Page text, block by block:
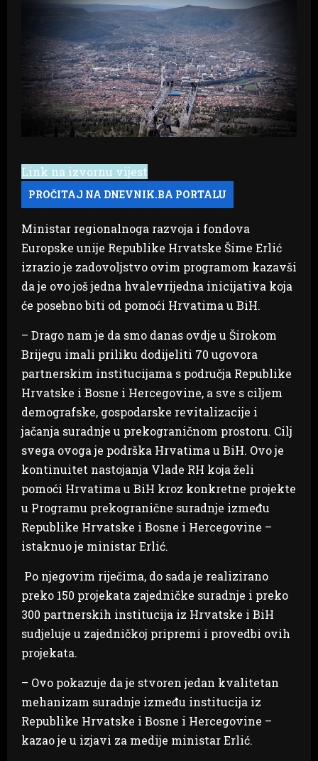
Link na izvornu vijest
Ministar regionalnoga razvoja i fondova
Europske unije Republike Hrvatske Šime Erlić
izrazio je zadovoljstvo ovim programom kazavši
da je ovo još jedna hvalevrijedna inicijativa koja
će posebno biti od pomoći Hrvatima u BiH.
– Drago nam je da smo danas ovdje u Širokom
Brijegu imali priliku dodijeliti 70 ugovora
partnerskim institucijama s područja Republike
Hrvatske i Bosne i Hercegovine, a sve s ciljem
demografske, gospodarske revitalizacije i
jačanja suradnje u prekograničnom prostoru. Cilj
svega ovoga je podrška Hrvatima u BiH. Ovo je
kontinuitet nastojanja Vlade RH koja želi
pomoći Hrvatima u BiH kroz konkretne projekte
u Programu prekogranične suradnje između
Republike Hrvatske i Bosne i Hercegovine –
istaknuo je ministar Erlić.
Po njegovim riječima, do sada je realizirano
preko 150 projekata zajedničke suradnje i preko
300 partnerskih institucija iz Hrvatske i BiH
sudjeluje u zajedničkoj pripremi i provedbi ovih
projekata.
– Ovo pokazuje da je stvoren jedan kvalitetan
mehanizam suradnje između institucija iz
Republike Hrvatske i Bosne i Hercegovine –
kazao je u izjavi za medije ministar Erlić.